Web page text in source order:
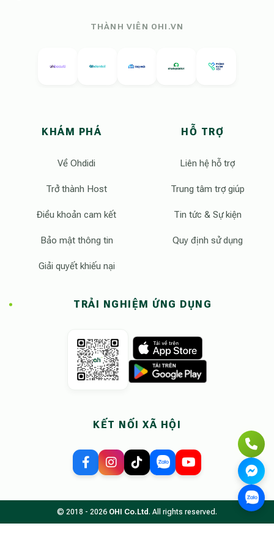
THÀNH VIÊN OHI.VN
KHÁM PHÁ
Về Ohdidi
Trở thành Host
Điều khoản cam kết
Bảo mật thông tin
Giải quyết khiếu nại
HỖ TRỢ
Liên hệ hỗ trợ
Trung tâm trợ giúp
Tin tức & Sự kiện
Quy định sử dụng
TRẢI NGHIỆM ỨNG DỤNG
KẾT NỐI XÃ HỘI
© 2018 - 2026 OHI Co.Ltd. All rights reserved.